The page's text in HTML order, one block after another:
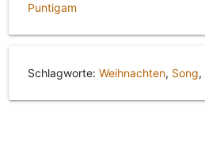
Puntigam
Schlagworte: Weihnachten, Song,